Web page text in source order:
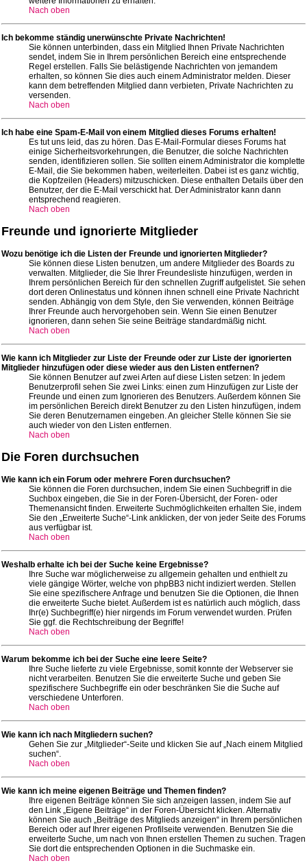
Nach oben
Ich bekomme ständig unerwünschte Private Nachrichten!
Sie können unterbinden, dass ein Mitglied Ihnen Private Nachrichten
sendet, indem Sie in Ihrem persönlichen Bereich eine entsprechende
Regel erstellen. Falls Sie belästigende Nachrichten von jemandem
erhalten, so können Sie dies auch einem Administrator melden. Dieser
kann dem betreffenden Mitglied dann verbieten, Private Nachrichten zu
versenden.
Nach oben
Ich habe eine Spam-E-Mail von einem Mitglied dieses Forums erhalten!
Es tut uns leid, das zu hören. Das E-Mail-Formular dieses Forums hat
einige Sicherheitsvorkehrungen, die Benutzer, die solche Nachrichten
senden, identifizieren sollen. Sie sollten einem Administrator die komplette
E-Mail, die Sie bekommen haben, weiterleiten. Dabei ist es ganz wichtig,
die Kopfzeilen (Headers) mitzuschicken. Diese enthalten Details über den
Benutzer, der die E-Mail verschickt hat. Der Administrator kann dann
entsprechend reagieren.
Nach oben
Freunde und ignorierte Mitglieder
Wozu benötige ich die Listen der Freunde und ignorierten Mitglieder?
Sie können diese Listen benutzen, um andere Mitglieder des Boards zu
verwalten. Mitglieder, die Sie Ihrer Freundesliste hinzufügen, werden in
Ihrem persönlichen Bereich für den schnellen Zugriff aufgelistet. Sie sehen
dort deren Onlinestatus und können ihnen schnell eine Private Nachricht
senden. Abhängig von dem Style, den Sie verwenden, können Beiträge
Ihrer Freunde auch hervorgehoben sein. Wenn Sie einen Benutzer
ignorieren, dann sehen Sie seine Beiträge standardmäßig nicht.
Nach oben
Wie kann ich Mitglieder zur Liste der Freunde oder zur Liste der ignorierten
Mitglieder hinzufügen oder diese wieder aus den Listen entfernen?
Sie können Benutzer auf zwei Arten auf diese Listen setzen: In jedem
Benutzerprofil sehen Sie zwei Links: einen zum Hinzufügen zur Liste der
Freunde und einen zum Ignorieren des Benutzers. Außerdem können Sie
im persönlichen Bereich direkt Benutzer zu den Listen hinzufügen, indem
Sie deren Benutzernamen eingeben. An gleicher Stelle können Sie sie
auch wieder von den Listen entfernen.
Nach oben
Die Foren durchsuchen
Wie kann ich ein Forum oder mehrere Foren durchsuchen?
Sie können die Foren durchsuchen, indem Sie einen Suchbegriff in die
Suchbox eingeben, die Sie in der Foren-Übersicht, der Foren- oder
Themenansicht finden. Erweiterte Suchmöglichkeiten erhalten Sie, indem
Sie den „Erweiterte Suche“-Link anklicken, der von jeder Seite des Forums
aus verfügbar ist.
Nach oben
Weshalb erhalte ich bei der Suche keine Ergebnisse?
Ihre Suche war möglicherweise zu allgemein gehalten und enthielt zu
viele gängige Wörter, welche von phpBB3 nicht indiziert werden. Stellen
Sie eine spezifischere Anfrage und benutzen Sie die Optionen, die Ihnen
die erweiterte Suche bietet. Außerdem ist es natürlich auch möglich, dass
Ihr(e) Suchbegriff(e) hier nirgends im Forum verwendet wurden. Prüfen
Sie ggf. die Rechtschreibung der Begriffe!
Nach oben
Warum bekomme ich bei der Suche eine leere Seite?
Ihre Suche lieferte zu viele Ergebnisse, somit konnte der Webserver sie
nicht verarbeiten. Benutzen Sie die erweiterte Suche und geben Sie
spezifischere Suchbegriffe ein oder beschränken Sie die Suche auf
verschiedene Unterforen.
Nach oben
Wie kann ich nach Mitgliedern suchen?
Gehen Sie zur „Mitglieder“-Seite und klicken Sie auf „Nach einem Mitglied
suchen“.
Nach oben
Wie kann ich meine eigenen Beiträge und Themen finden?
Ihre eigenen Beiträge können Sie sich anzeigen lassen, indem Sie auf
den Link „Eigene Beiträge“ in der Foren-Übersicht klicken. Alternativ
können Sie auch „Beiträge des Mitglieds anzeigen“ in Ihrem persönlichen
Bereich oder auf Ihrer eigenen Profilseite verwenden. Benutzen Sie die
erweiterte Suche, um nach von Ihnen erstellen Themen zu suchen. Tragen
Sie dort die entsprechenden Optionen in die Suchmaske ein.
Nach oben